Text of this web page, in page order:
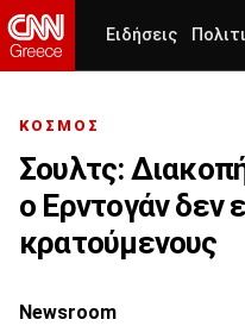
Ειδήσεις
ΚΟΣΜΟΣ
Σουλτς:
ο Ερντογάν δεν
κρατούμενους
Newsroom